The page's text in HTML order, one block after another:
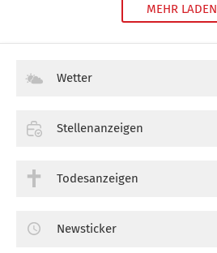
MEHR LADEN
Wetter
Stellenanzeigen
Todesanzeigen
Newsticker